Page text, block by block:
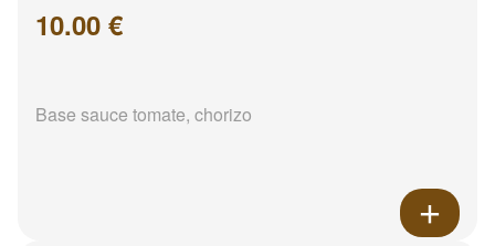
10.00 €
Base sauce tomate, chorizo